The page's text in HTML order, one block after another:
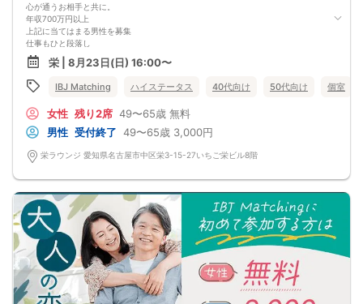
心が通うお相手と共に。
年収700万円以上
上記に当てはまる男性を募集
仕事もひと段落し
自分の時間を楽しめるようになった今
誰かと語らう時間があれば
もっと 楽しいかもしれない
ただの恋愛ではなく
新しい出逢いが
これからの人生を温かくするかもしれません
栄 | 8月23日(日) 16:00〜
IBJ Matching ハイステータス 40代向け 50代向け 個室
女性 残り2席 49〜65歳 無料
男性 受付終了 49〜65歳 3,000円
栄ラウンジ 愛知県名古屋市中区栄3-15-27いちご栄ビル8階